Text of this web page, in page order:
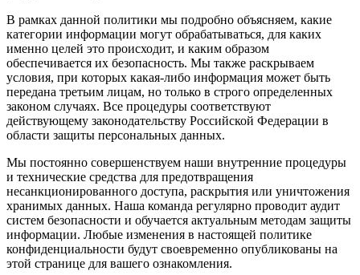
В рамках данной политики мы подробно объясняем, какие
категории информации могут обрабатываться, для каких
именно целей это происходит, и каким образом
обеспечивается их безопасность. Мы также раскрываем
условия, при которых какая-либо информация может быть
передана третьим лицам, но только в строго определенных
законом случаях. Все процедуры соответствуют
действующему законодательству Российской Федерации в
области защиты персональных данных.
Мы постоянно совершенствуем наши внутренние процедуры
и технические средства для предотвращения
несанкционированного доступа, раскрытия или уничтожения
хранимых данных. Наша команда регулярно проводит аудит
систем безопасности и обучается актуальным методам защиты
информации. Любые изменения в настоящей политике
конфиденциальности будут своевременно опубликованы на
этой странице для вашего ознакомления.